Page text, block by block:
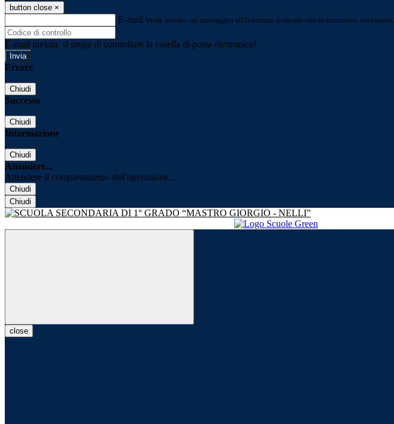
button close ×
E-mail Verrà inviato un messaggio all'indirizzo indicato con le istruzioni necessarie.
E-mail inviata, si prega di controllare la casella di posta elettronica!
Errore
Chiudi
Successo
Chiudi
Informazione
Chiudi
Attendere...
Attendere il completamento dell'operazione...
Chiudi
Chiudi
close